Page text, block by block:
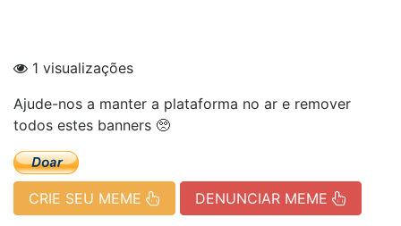
1 visualizações
Ajude-nos a manter a plataforma no ar e remover
todos estes banners 🥺
CRIE SEU MEME DENUNCIAR MEME